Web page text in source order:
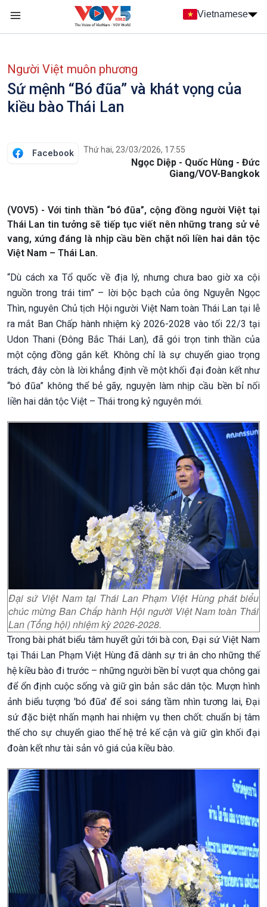
Nhảy đến nội dung
Vietnamese
Người Việt muôn phương
Sứ mệnh “Bó đũa” và khát vọng của
kiều bào Thái Lan
Facebook Thứ hai, 23/03/2026, 17:55
Ngọc Diệp - Quốc Hùng - Đức
Giang/VOV-Bangkok
(VOV5) - Với tinh thần “bó đũa”, cộng đồng người Việt tại
Thái Lan tin tưởng sẽ tiếp tục viết nên những trang sử vẻ
vang, xứng đáng là nhịp cầu bền chặt nối liền hai dân tộc
Việt Nam – Thái Lan.
“Dù cách xa Tổ quốc về địa lý, nhưng chưa bao giờ xa cội
nguồn trong trái tim” – lời bộc bạch của ông Nguyễn Ngọc
Thìn, nguyên Chủ tịch Hội người Việt Nam toàn Thái Lan tại lễ
ra mắt Ban Chấp hành nhiệm kỳ 2026-2028 vào tối 22/3 tại
Udon Thani (Đông Bắc Thái Lan), đã gói trọn tinh thần của
một cộng đồng gắn kết. Không chỉ là sự chuyển giao trọng
trách, đây còn là lời khẳng định về một khối đại đoàn kết như
“bó đũa” không thể bẻ gãy, nguyện làm nhịp cầu bền bỉ nối
liền hai dân tộc Việt – Thái trong kỷ nguyên mới.
Đại sứ Việt Nam tại Thái Lan Phạm Việt Hùng phát biểu
chúc mừng Ban Chấp hành Hội người Việt Nam toàn Thái
Lan (Tổng hội) nhiệm kỳ 2026-2028.
Trong bài phát biểu tâm huyết gửi tới bà con, Đại sứ Việt Nam
tại Thái Lan Phạm Việt Hùng đã dành sự tri ân cho những thế
hệ kiều bào đi trước – những người bền bỉ vượt qua chông gai
để ổn định cuộc sống và giữ gìn bản sắc dân tộc. Mượn hình
ảnh biểu tượng 'bó đũa' để soi sáng tầm nhìn tương lai, Đại
sứ đặc biệt nhấn mạnh hai nhiệm vụ then chốt: chuẩn bị tâm
thế cho sự chuyển giao thế hệ trẻ kế cận và giữ gìn khối đại
đoàn kết như tài sản vô giá của kiều bào.